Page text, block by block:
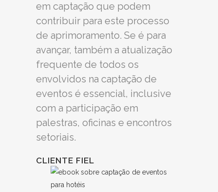
em captação que podem
contribuir para este processo
de aprimoramento. Se é para
avançar, também a atualização
frequente de todos os
envolvidos na captação de
eventos é essencial, inclusive
com a participação em
palestras, oficinas e encontros
setoriais.
CLIENTE FIEL